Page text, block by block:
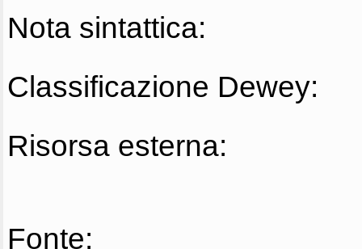
Nota sintattica:
Classificazione Dewey:
Risorsa esterna:
Fonte: